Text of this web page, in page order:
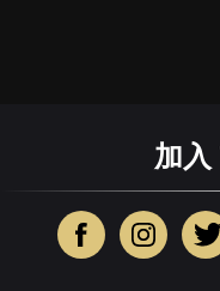
加入